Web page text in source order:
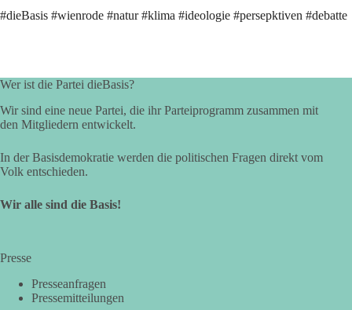
#dieBasis #wienrode #natur #klima #ideologie #persepktiven #debatte
Wer ist die Partei dieBasis?
Wir sind eine neue Partei, die ihr Parteiprogramm zusammen mit
den Mitgliedern entwickelt.
In der Basisdemokratie werden die politischen Fragen direkt vom
Volk entschieden.
Wir alle sind die Basis!
Presse
Presseanfragen
Pressemitteilungen